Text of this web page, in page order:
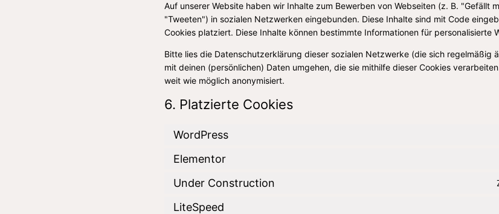
Auf unserer Website haben wir Inhalte zum Bewerben von Webseiten (z. B. "Gefällt
"Tweeten") in sozialen Netzwerken eingebunden. Diese Inhalte sind mit Code
Cookies platziert. Diese Inhalte können bestimmte Informationen für personalisierte
Bitte lies die Datenschutzerklärung dieser sozialen Netzwerke (die sich regelmäßig
mit deinen (persönlichen) Daten umgehen, die sie mithilfe dieser Cookies
weit wie möglich anonymisiert.
6. Platzierte Cookies
WordPress
Elementor
Under Construction
LiteSpeed